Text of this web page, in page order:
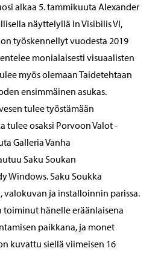
alkaa 5. tammikuuta Alexander
näyttelyllä In Visibilis VI,
työskennellyt vuodesta 2019
monialaisesti visuaalisten
myös olemaan Taidetehtaan
ensimmäinen asukas.
tulee työstämään
tulee osaksi Porvoon Valot -
Galleria Vanha
Saku Soukan
Windows. Saku Soukka
valokuvan ja installoinnin parissa.
toiminut hänelle eräänlaisena
paikkana, ja monet
kuvattu siellä viimeisen 16